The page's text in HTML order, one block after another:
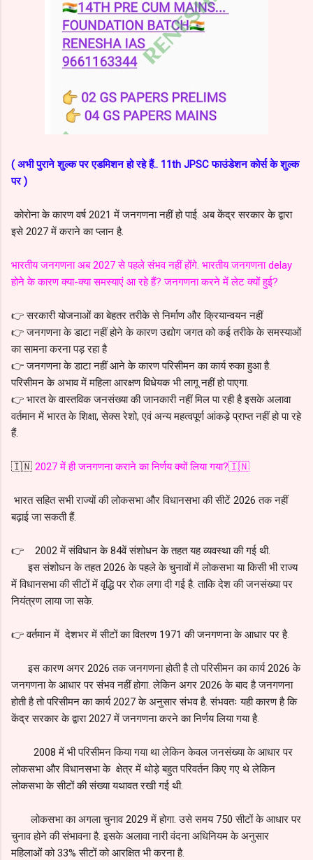
( अभी पुराने शुल्क पर एडमिशन हो रहे हैं.. 11th JPSC फाउंडेशन कोर्स के शुल्क
पर )
कोरोना के कारण वर्ष 2021 में जनगणना नहीं हो पाई. अब केंद्र सरकार के द्वारा
इसे 2027 में कराने का प्लान है.
भारतीय जनगणना अब 2027 से पहले संभव नहीं होंगे. भारतीय जनगणना delay
होने के कारण क्या-क्या समस्याएं आ रहे हैं? जनगणना करने में लेट क्यों हुई?
👉 सरकारी योजनाओं का बेहतर तरीके से निर्माण और क्रियान्वयन नहीं
👉 जनगणना के डाटा नहीं होने के कारण उद्योग जगत को कई तरीके के समस्याओं
का सामना करना पड़ रहा है
👉 जनगणना के डाटा नहीं आने के कारण परिसीमन का कार्य रुका हुआ है.
परिसीमन के अभाव में महिला आरक्षण विधेयक भी लागू नहीं हो पाएगा.
👉 भारत के वास्तविक जनसंख्या की जानकारी नहीं मिल पा रही है इसके अलावा
वर्तमान में भारत के शिक्षा, सेक्स रेशो, एवं अन्य महत्वपूर्ण आंकड़े प्राप्त नहीं हो पा रहे
हैं.
🇮🇳 2027 में ही जनगणना कराने का निर्णय क्यों लिया गया?🇮🇳
भारत सहित सभी राज्यों की लोकसभा और विधानसभा की सीटें 2026 तक नहीं
बढ़ाई जा सकती हैं.
👉 2002 में संविधान के 84वें संशोधन के तहत यह व्यवस्था की गई थी.
इस संशोधन के तहत 2026 के पहले के चुनावों में लोकसभा या किसी भी राज्य
में विधानसभा की सीटों में वृद्धि पर रोक लगा दी गई है. ताकि देश की जनसंख्या पर
नियंत्रण लाया जा सके.
👉 वर्तमान में देशभर में सीटों का वितरण 1971 की जनगणना के आधार पर है.
इस कारण अगर 2026 तक जनगणना होती है तो परिसीमन का कार्य 2026 के
जनगणना के आधार पर संभव नहीं होगा. लेकिन अगर 2026 के बाद है जनगणना
होती है तो परिसीमन का कार्य 2027 के अनुसार संभव है. संभवतः यही कारण है कि
केंद्र सरकार के द्वारा 2027 में जनगणना करने का निर्णय लिया गया है.
2008 में भी परिसीमन किया गया था लेकिन केवल जनसंख्या के आधार पर
लोकसभा और विधानसभा के क्षेत्र में थोड़े बहुत परिवर्तन किए गए थे लेकिन
लोकसभा के सीटों की संख्या यथावत रखी गई थी.
लोकसभा का अगला चुनाव 2029 में होगा. उसे समय 750 सीटों के आधार पर
चुनाव होने की संभावना है. इसके अलावा नारी वंदना अधिनियम के अनुसार
महिलाओं को 33% सीटों को आरक्षित भी करना है.